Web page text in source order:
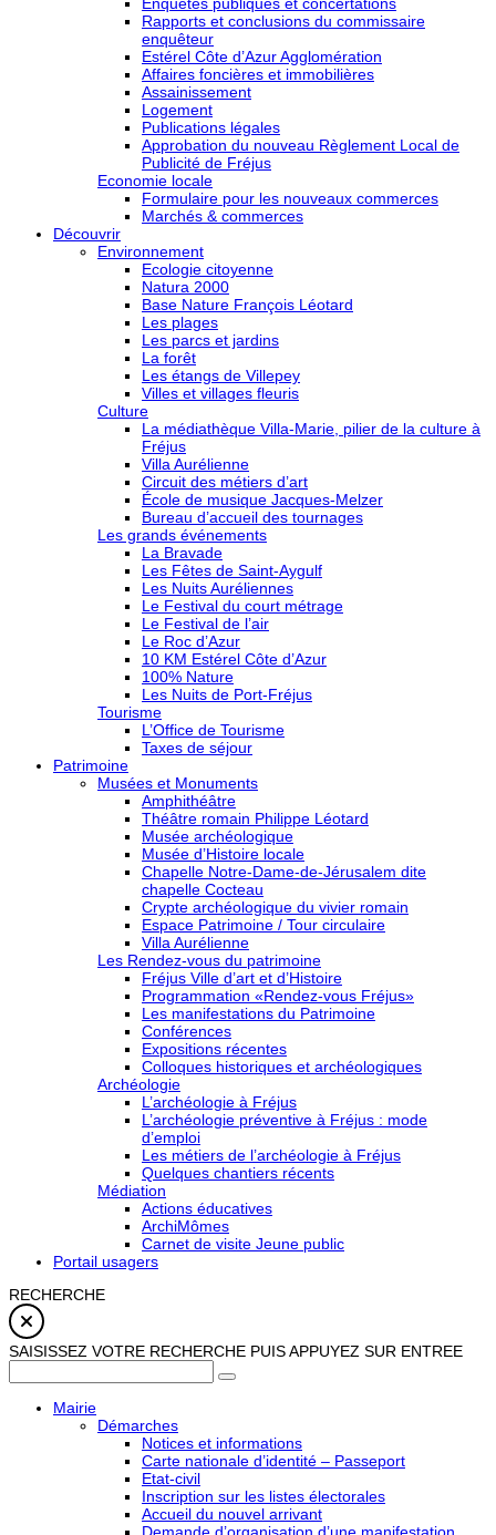
Rapports et conclusions du commissaire
enquêteur
Estérel Côte d’Azur Agglomération
Affaires foncières et immobilières
Assainissement
Logement
Publications légales
Approbation du nouveau Règlement Local de
Publicité de Fréjus
Economie locale
Formulaire pour les nouveaux commerces
Marchés & commerces
Découvrir
Environnement
Ecologie citoyenne
Natura 2000
Base Nature François Léotard
Les plages
Les parcs et jardins
La forêt
Les étangs de Villepey
Villes et villages fleuris
Culture
La médiathèque Villa-Marie, pilier de la culture à
Fréjus
Villa Aurélienne
Circuit des métiers d’art
École de musique Jacques-Melzer
Bureau d’accueil des tournages
Les grands événements
La Bravade
Les Fêtes de Saint-Aygulf
Les Nuits Auréliennes
Le Festival du court métrage
Le Festival de l’air
Le Roc d’Azur
10 KM Estérel Côte d’Azur
100% Nature
Les Nuits de Port-Fréjus
Tourisme
L’Office de Tourisme
Taxes de séjour
Patrimoine
Musées et Monuments
Amphithéâtre
Théâtre romain Philippe Léotard
Musée archéologique
Musée d’Histoire locale
Chapelle Notre-Dame-de-Jérusalem dite
chapelle Cocteau
Crypte archéologique du vivier romain
Espace Patrimoine / Tour circulaire
Villa Aurélienne
Les Rendez-vous du patrimoine
Fréjus Ville d’art et d’Histoire
Programmation «Rendez-vous Fréjus»
Les manifestations du Patrimoine
Conférences
Expositions récentes
Colloques historiques et archéologiques
Archéologie
L’archéologie à Fréjus
L’archéologie préventive à Fréjus : mode
d’emploi
Les métiers de l’archéologie à Fréjus
Quelques chantiers récents
Médiation
Actions éducatives
ArchiMômes
Carnet de visite Jeune public
Portail usagers
RECHERCHE
SAISISSEZ VOTRE RECHERCHE PUIS APPUYEZ SUR ENTREE
Mairie
Démarches
Notices et informations
Carte nationale d’identité – Passeport
Etat-civil
Inscription sur les listes électorales
Accueil du nouvel arrivant